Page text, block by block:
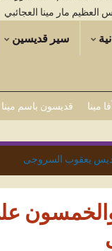
العظيم مار مينا العجائبي
سير قديسين
مينا قديسون باسم مينا
يعقوب السروجى